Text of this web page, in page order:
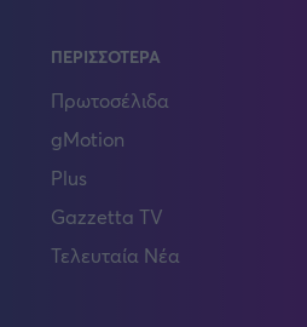
ΠΕΡΙΣΣΟΤΕΡΑ
Πρωτοσέλιδα
gMotion
Plus
Gazzetta TV
Τελευταία Νέα